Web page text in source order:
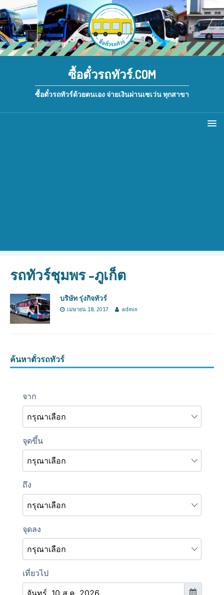
ซื้อตั๋วรถทัวร์.COM
ซื้อตั๋วรถทัวร์ด้วยตนเอง จ่ายเงินผ่านเซเว่น ทุกสาขา
รถทัวร์ชุมพร -ภูเก็ต
บริษัท รุ่งกิจทัวร์
เมษายน 18, 2017 admin
ค้นหาตั๋วรถทัวร์